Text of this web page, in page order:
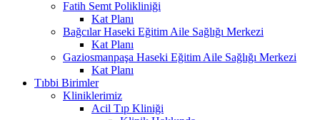
Fatih Semt Polikliniği
Kat Planı
Bağcılar Haseki Eğitim Aile Sağlığı Merkezi
Kat Planı
Gaziosmanpaşa Haseki Eğitim Aile Sağlığı Merkezi
Kat Planı
Tıbbi Birimler
Kliniklerimiz
Acil Tıp Kliniği